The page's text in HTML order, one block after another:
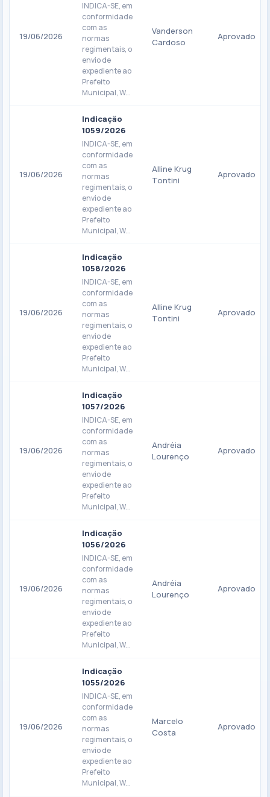
19/06/2026
INDICA-SE, em
conformidade
com as
normas
regimentais, o
envio de
expediente ao
Prefeito
Municipal, W...
Vanderson
Cardoso
Aprovado
19/06/2026
Indicação
1059/2026
INDICA-SE, em
conformidade
com as
normas
regimentais, o
envio de
expediente ao
Prefeito
Municipal, W...
Alline Krug
Tontini
Aprovado
19/06/2026
Indicação
1058/2026
INDICA-SE, em
conformidade
com as
normas
regimentais, o
envio de
expediente ao
Prefeito
Municipal, W...
Alline Krug
Tontini
Aprovado
19/06/2026
Indicação
1057/2026
INDICA-SE, em
conformidade
com as
normas
regimentais, o
envio de
expediente ao
Prefeito
Municipal, W...
Andréia
Lourenço
Aprovado
19/06/2026
Indicação
1056/2026
INDICA-SE, em
conformidade
com as
normas
regimentais, o
envio de
expediente ao
Prefeito
Municipal, W...
Andréia
Lourenço
Aprovado
19/06/2026
Indicação
1055/2026
INDICA-SE, em
conformidade
com as
normas
regimentais, o
envio de
expediente ao
Prefeito
Municipal, W...
Marcelo
Costa
Aprovado